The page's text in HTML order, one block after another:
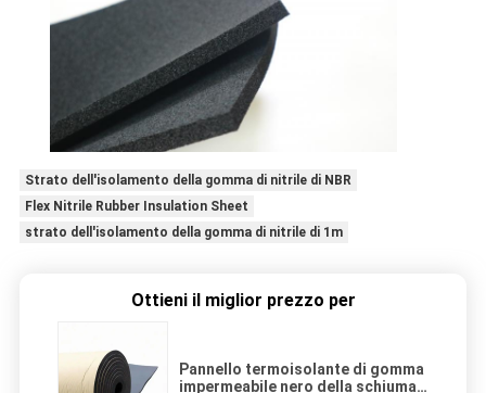
Strato dell'isolamento della gomma di nitrile di NBR
Flex Nitrile Rubber Insulation Sheet
strato dell'isolamento della gomma di nitrile di 1m
Ottieni il miglior prezzo per
Pannello termoisolante di gomma
impermeabile nero della schiuma